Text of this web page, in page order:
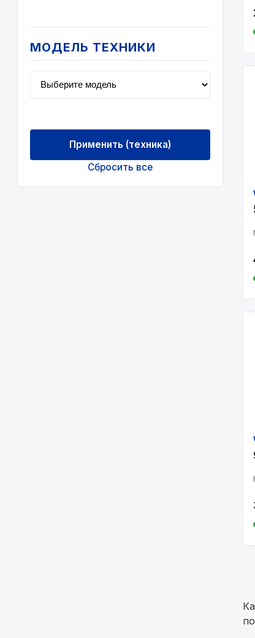
Погрузчик
Промышленное оборудование
Тепловоз
МОДЕЛЬ ТЕХНИКИ
Применить (техника)
Сбросить все